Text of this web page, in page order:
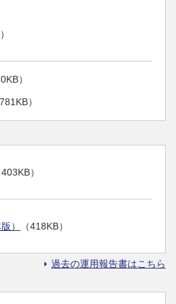
）
）
403KB）
） （418KB）
過去の運用報告書はこちら